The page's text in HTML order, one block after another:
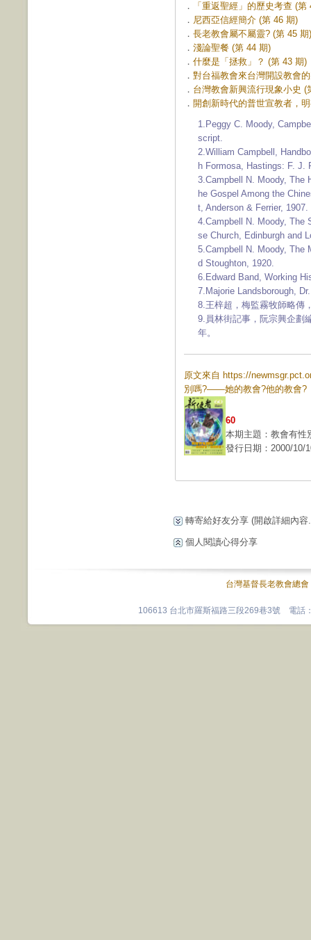
．
「重返聖經」的歷史考查 (第
． 尼西亞信經簡介 (第 46 期)
． 長老教會屬不屬靈? (第 45 期)
． 淺論聖餐 (第 44 期)
． 什麼是「拯救」？ (第 43 期)
． 對台福教會來台灣開設教會
． 台灣教會新興流行現象小史 (
． 開創新時代的普世宣教者，
1.Peggy C. Moody,
script.
2.William Campbell,
h Formosa, Hastings: F. J.
3.Campbell N. Moody, The
he Gospel Among the
t, Anderson & Ferrier, 1907.
4.Campbell N. Moody, The
se Church, Edinburgh and
5.Campbell N. Moody, The
d Stoughton, 1920.
6.Edward Band, Working
7.Majorie Landsborough,
8.王梓超，梅監霧牧師略傳
9.員林街記事，阮宗興企劃
年。
原文來自 https://
別嗎?——她的教會?他的教會?
60
本期主題：教會有
發行日期：2000/10/
轉寄給好友分享 (開啟詳細內容
個人閱讀心得分享
台灣基督長老教會總會
106613 台北市羅斯福路三段269巷3號 電